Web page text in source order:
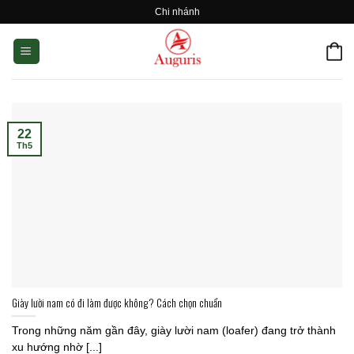
content
Chi nhánh
Giày lười nam có đi làm được không? Cách chọn chuẩn
Trong những năm gần đây, giày lười nam (loafer) đang trở thành
xu hướng nhờ [...]
22
Th5